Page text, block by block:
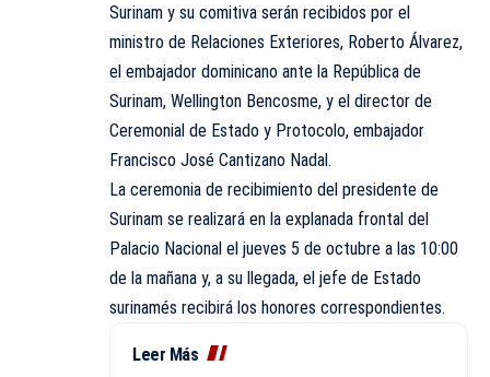
Surinam y su comitiva serán recibidos por el
ministro de Relaciones Exteriores, Roberto Álvarez,
el embajador dominicano ante la República de
Surinam, Wellington Bencosme, y el director de
Ceremonial de Estado y Protocolo, embajador
Francisco José Cantizano Nadal.
La ceremonia de recibimiento del presidente de
Surinam se realizará en la explanada frontal del
Palacio Nacional el jueves 5 de octubre a las 10:00
de la mañana y, a su llegada, el jefe de Estado
surinamés recibirá los honores correspondientes.
Leer Más